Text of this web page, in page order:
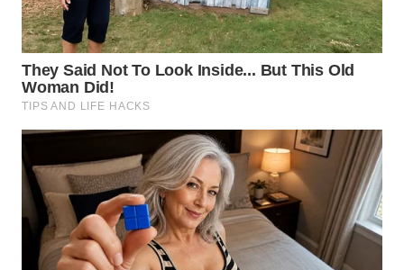
WN
SIMALUNGUN
WN
LABUHANBATU
TAPANULI
TENGAH
WN DELI
SERDANG